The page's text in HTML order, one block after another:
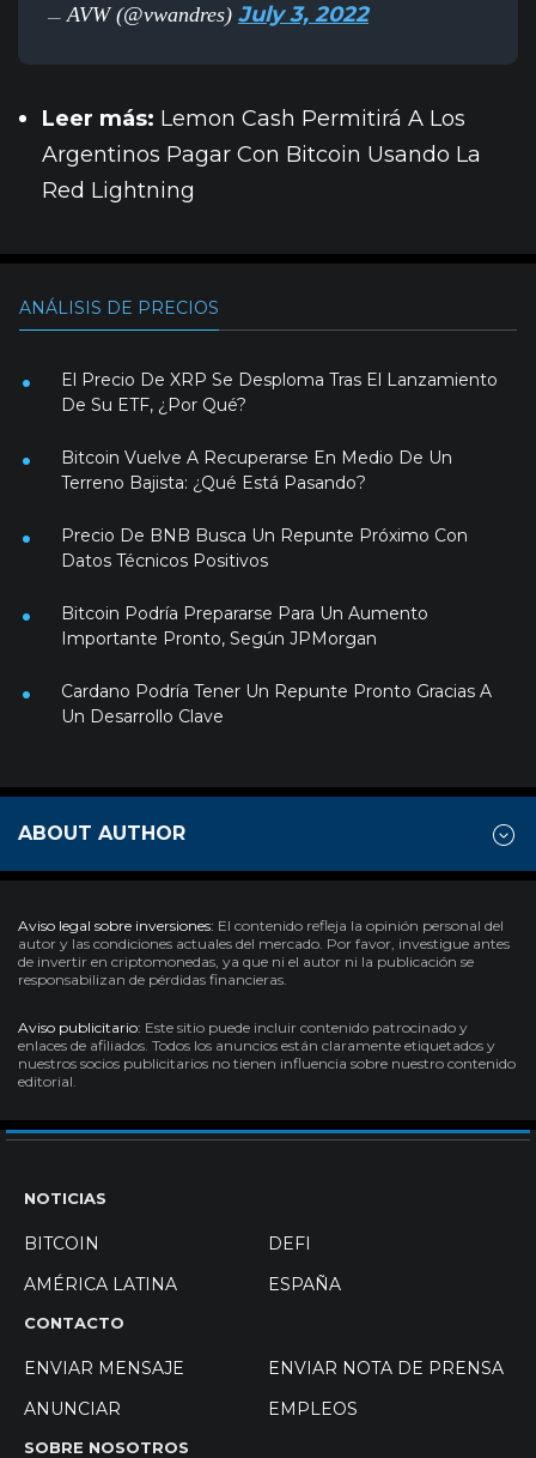
— AVW (@vwandres) July 3, 2022
Leer más: Lemon Cash Permitirá A Los
Argentinos Pagar Con Bitcoin Usando La
Red Lightning
ANÁLISIS DE PRECIOS
El Precio De XRP Se Desploma Tras El Lanzamiento
De Su ETF, ¿Por Qué?
Bitcoin Vuelve A Recuperarse En Medio De Un
Terreno Bajista: ¿Qué Está Pasando?
Precio De BNB Busca Un Repunte Próximo Con
Datos Técnicos Positivos
Bitcoin Podría Prepararse Para Un Aumento
Importante Pronto, Según JPMorgan
Cardano Podría Tener Un Repunte Pronto Gracias A
Un Desarrollo Clave
ABOUT AUTHOR
Aviso legal sobre inversiones: El contenido refleja la opinión personal del
autor y las condiciones actuales del mercado. Por favor, investigue antes
de invertir en criptomonedas, ya que ni el autor ni la publicación se
responsabilizan de pérdidas financieras.
Aviso publicitario: Este sitio puede incluir contenido patrocinado y
enlaces de afiliados. Todos los anuncios están claramente etiquetados y
nuestros socios publicitarios no tienen influencia sobre nuestro contenido
editorial.
NOTICIAS
BITCOIN
DEFI
AMÉRICA LATINA
ESPAÑA
CONTACTO
ENVIAR MENSAJE
ENVIAR NOTA DE PRENSA
ANUNCIAR
EMPLEOS
SOBRE NOSOTROS